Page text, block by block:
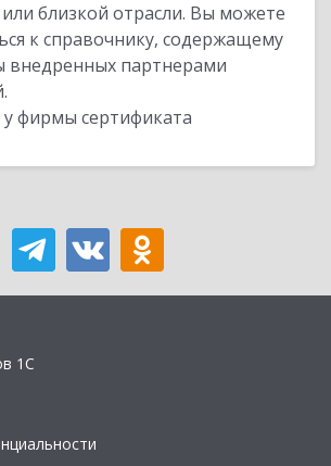
близкой отрасли. Вы можете
к справочнику, содержащему
внедренных партнерами
фирмы сертификата
1С